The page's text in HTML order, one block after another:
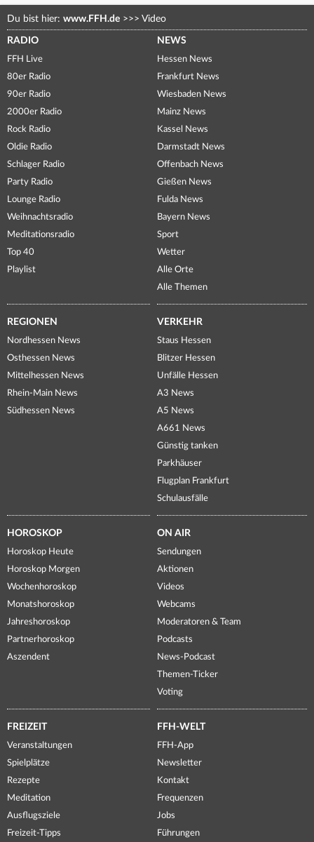
Du bist hier: www.FFH.de >>> Video
RADIO
FFH Live
80er Radio
90er Radio
2000er Radio
Rock Radio
Oldie Radio
Schlager Radio
Party Radio
Lounge Radio
Weihnachtsradio
Meditationsradio
Top 40
Playlist
NEWS
Hessen News
Frankfurt News
Wiesbaden News
Mainz News
Kassel News
Darmstadt News
Offenbach News
Gießen News
Fulda News
Bayern News
Sport
Wetter
Alle Orte
Alle Themen
REGIONEN
Nordhessen News
Osthessen News
Mittelhessen News
Rhein-Main News
Südhessen News
VERKEHR
Staus Hessen
Blitzer Hessen
Unfälle Hessen
A3 News
A5 News
A661 News
Günstig tanken
Parkhäuser
Flugplan Frankfurt
Schulausfälle
HOROSKOP
Horoskop Heute
Horoskop Morgen
Wochenhoroskop
Monatshoroskop
Jahreshoroskop
Partnerhoroskop
Aszendent
ON AIR
Sendungen
Aktionen
Videos
Webcams
Moderatoren & Team
Podcasts
News-Podcast
Themen-Ticker
Voting
FREIZEIT
Veranstaltungen
Spielplätze
Rezepte
Meditation
Ausflugsziele
Freizeit-Tipps
FFH-WELT
FFH-App
Newsletter
Kontakt
Frequenzen
Jobs
Führungen